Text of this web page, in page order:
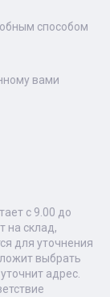
способом
вами
с 9.00 до
на склад,
для уточнения
выбрать
адрес.